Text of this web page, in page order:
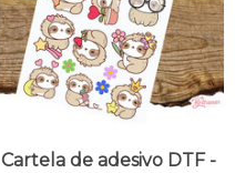
Cartela de adesivo DTF -